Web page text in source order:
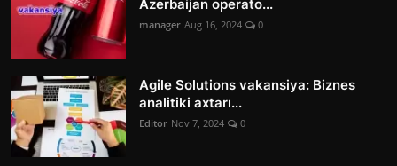
Azerbaijan operato...
manager Aug 16, 2024 0
Agile Solutions vakansiya: Biznes
analitiki axtarı...
Editor Nov 7, 2024 0